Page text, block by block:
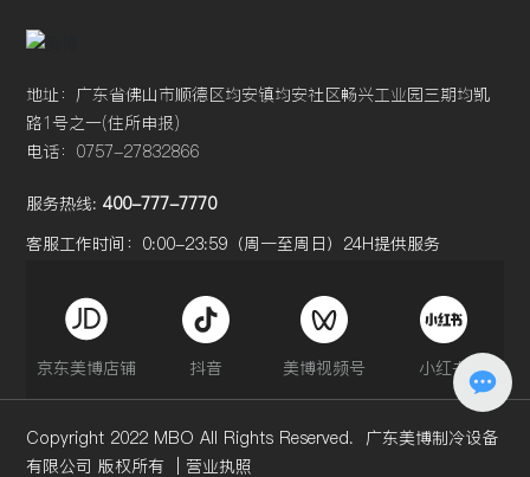
地址：广东省佛山市顺德区均安镇均安社区畅兴工业园三期均凯
路1号之一(住所申报)
电话： 0757-27832866
服务热线:400-777-7770
客服工作时间：0:00-23:59（周一至周日）24H提供服务
京东美博店铺 抖音 美博视频号 小红书
Copyright 2022 MBO All Rights Reserved. 广东美博制冷设备
有限公司 版权所有 营业执照